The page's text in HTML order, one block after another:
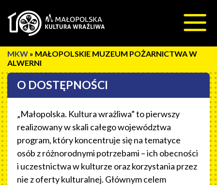
» MAŁOPOLSKIE MUZEUM POŻARNICTWA W
ALWERNI
O DOSTĘPNOŚCI
„Małopolska. Kultura wrażliwa” to pierwszy
realizowany w skali całego województwa
program, który koncentruje się na tematyce
osób z różnorodnymi potrzebami – ich obecności
i uczestnictwa w kulturze oraz korzystania przez
nie z oferty kulturalnej. Głównym celem